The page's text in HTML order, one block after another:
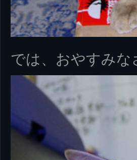
では、おやすみな